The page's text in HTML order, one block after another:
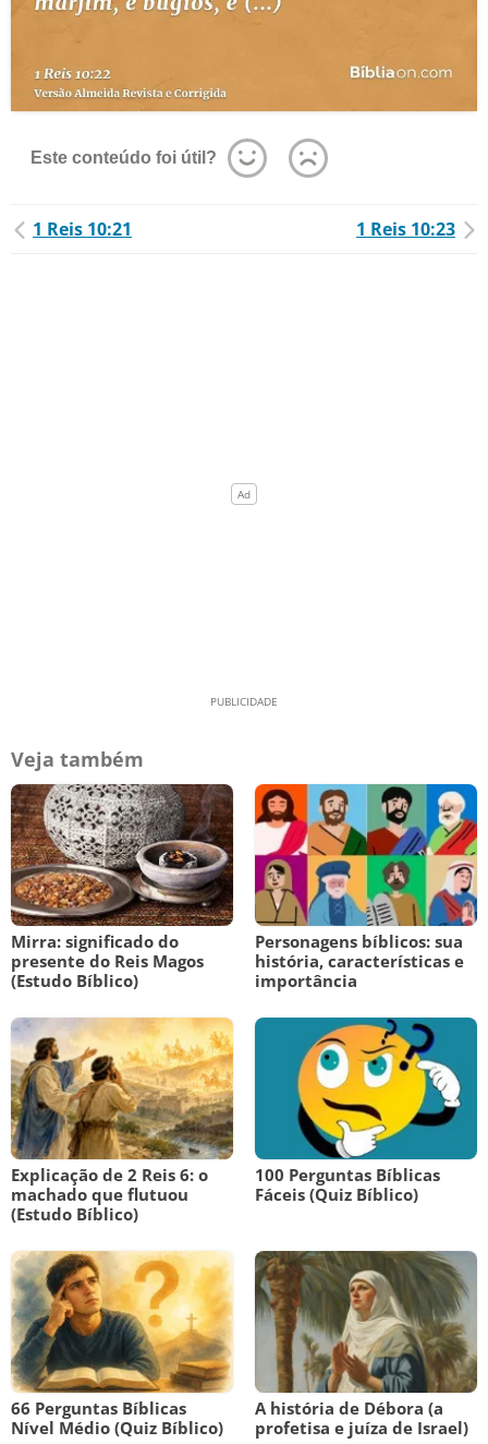
Este conteúdo foi útil?
1 Reis 10:21 1 Reis 10:23
Veja também
Mirra: significado do
presente do Reis Magos
(Estudo Bíblico)
Personagens bíblicos: sua
história, características e
importância
Explicação de 2 Reis 6: o
machado que flutuou
(Estudo Bíblico)
100 Perguntas Bíblicas
Fáceis (Quiz Bíblico)
66 Perguntas Bíblicas
Nível Médio (Quiz Bíblico)
A história de Débora (a
profetisa e juíza de Israel)